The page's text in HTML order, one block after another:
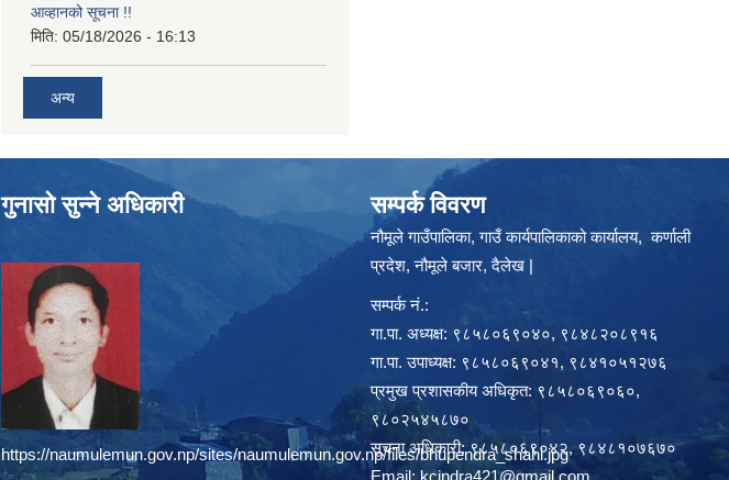
आव्हानको सूचना !!
मिति: 05/18/2026 - 16:13
अन्य
गुनासो सुन्ने अधिकारी
https://naumulemun.gov.np/sites/naumulemun.gov.np/files/bhupendra_shahi.jpg
सम्पर्क विवरण
नौमूले गाउँपालिका, गाउँ कार्यपालिकाको कार्यालय, कर्णाली
प्रदेश, नौमूले बजार, दैलेख |
सम्पर्क नं.:
गा.पा. अध्यक्ष: ९८५८०६९०४०, ९८४८२०८९१६
गा.पा. उपाध्यक्ष: ९८५८०६९०४१, ९८४१०५१२७६
प्रमुख प्रशासकीय अधिकृत: ९८५८०६९०६०,
९८०२५४५८७०
सूचना अधिकारी: ९८५८०६९०४२, ९८४८१०७६७०